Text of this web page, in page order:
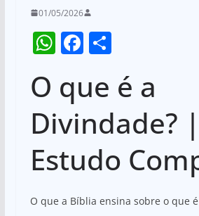
01/05/2026
W
at
s
A
p
p
F
c
b
o
o
k
S
ar
e
O que é a
Divindade? |
Estudo
O que a Bíblia ensina sobre o que